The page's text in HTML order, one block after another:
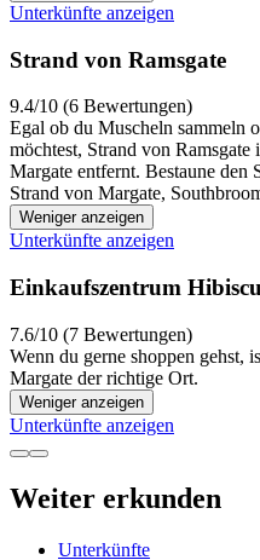
Unterkünfte anzeigen
Strand von Ramsgate
9.4/10 (6 Bewertungen)
Egal ob du Muscheln sammeln
möchtest, Strand von
Margate entfernt. Bestaune den
Strand von Margate,
Weniger anzeigen
Unterkünfte anzeigen
Einkaufszentrum
7.6/10 (7 Bewertungen)
Wenn du gerne shoppen gehst,
Margate der richtige Ort.
Weniger anzeigen
Unterkünfte anzeigen
Weiter erkunden
Unterkünfte